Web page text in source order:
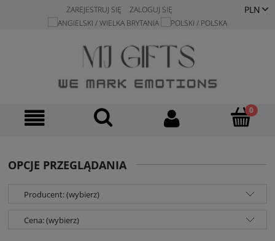
ZAREJESTRUJ SIĘ ZALOGUJ SIĘ
OPCJE PRZEGLĄDANIA
Producent: (wybierz)
Cena: (wybierz)